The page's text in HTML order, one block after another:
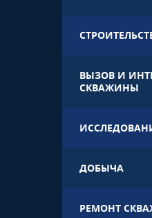
ВЫЗОВ И
СКВАЖИНЫ
ДОБЫЧА
РЕМОНТ